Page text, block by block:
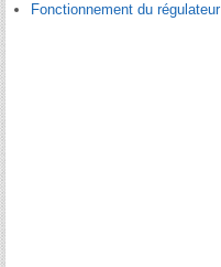
Fonctionnement du